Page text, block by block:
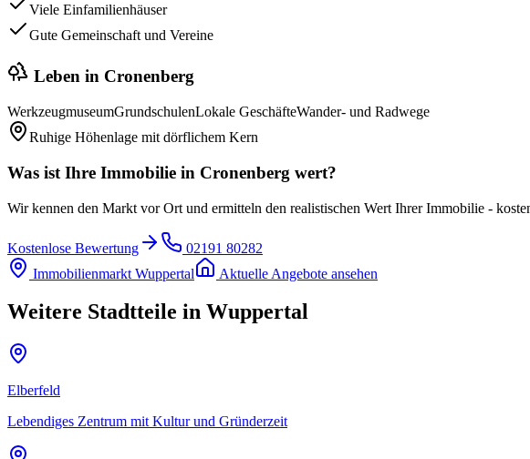
Viele Einfamilienhäuser
Gute Gemeinschaft und Vereine
Leben in Cronenberg
WerkzeugmuseumGrundschulenLokale GeschäfteWander- und Radwege
Ruhige Höhenlage mit dörflichem Kern
Was ist Ihre Immobilie in Cronenberg wert?
Wir kennen den Markt vor Ort und ermitteln den realistischen Wert Ihrer Immobilie -
Kostenlose Bewertung
02191 80282
Immobilienmarkt Wuppertal Aktuelle Angebote ansehen
Weitere Stadtteile in Wuppertal
Elberfeld
Lebendiges Zentrum mit Kultur und Gründerzeit